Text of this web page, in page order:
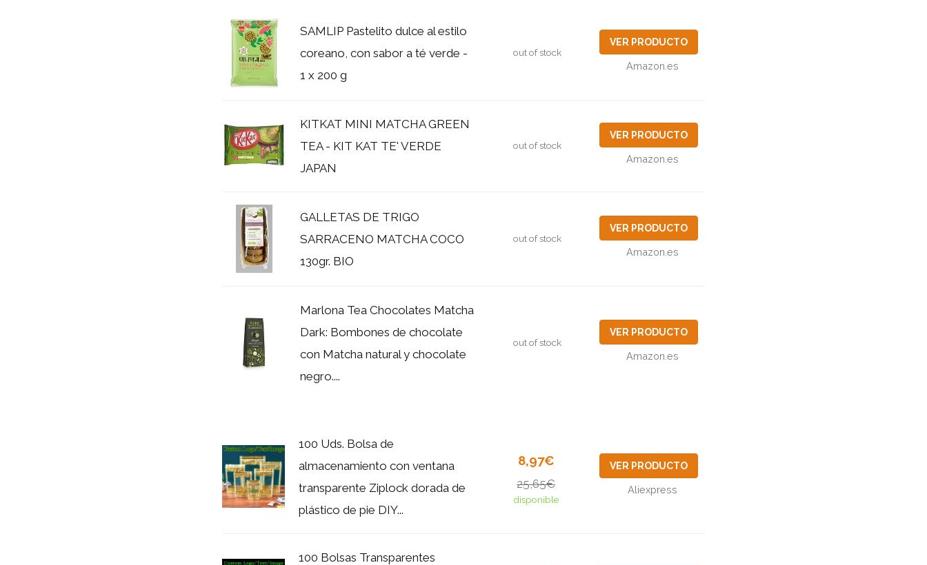
SAMLIP Pastelito dulce al estilo
coreano, con sabor a té verde -
1 x 200 g
out of stock
VER PRODUCTO
Amazon.es
KITKAT MINI MATCHA GREEN
TEA - KIT KAT TE' VERDE
JAPAN
out of stock
VER PRODUCTO
Amazon.es
GALLETAS DE TRIGO
SARRACENO MATCHA COCO
130gr. BIO
out of stock
VER PRODUCTO
Amazon.es
Marlona Tea Chocolates Matcha
Dark: Bombones de chocolate
con Matcha natural y chocolate
negro....
out of stock
VER PRODUCTO
Amazon.es
100 Uds. Bolsa de
almacenamiento con ventana
transparente Ziplock dorada de
plástico de pie DIY...
8,97€
25,65€
disponible
VER PRODUCTO
Aliexpress
100 Bolsas Transparentes